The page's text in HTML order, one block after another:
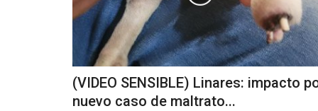
(VIDEO SENSIBLE) Linares: impacto
nuevo caso de maltrato...